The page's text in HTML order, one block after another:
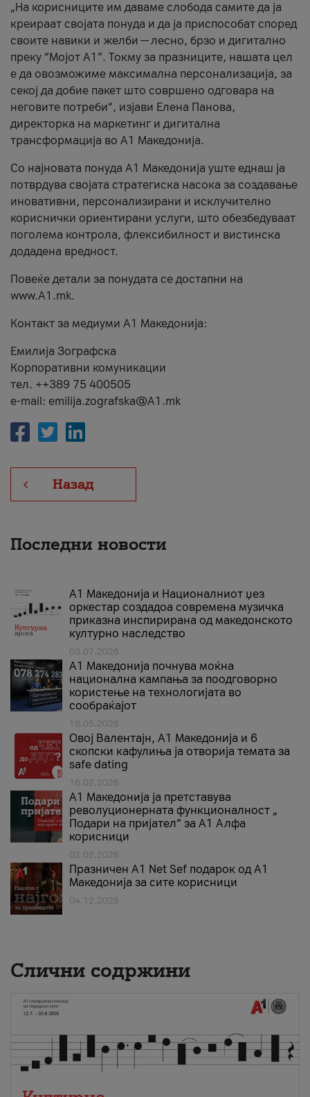
„На корисниците им даваме слобода самите да ја
креираат својата понуда и да ја приспособат според
своите навики и желби — лесно, брзо и дигитално
преку “Мојот А1”. Токму за празниците, нашата цел
е да овозможиме максимална персонализација, за
секој да добие пакет што совршено одговара на
неговите потреби“, изјави Елена Панова,
директорка на маркетинг и дигитална
трансформација во А1 Македонија.
Со најновата понуда А1 Македонија уште еднаш ја
потврдува својата стратегиска насока за создавање
иновативни, персонализирани и исклучително
кориснички ориентирани услуги, што обезбедуваат
поголема контрола, флексибилност и вистинска
додадена вредност.
Повеќе детали за понудата се достапни на
www.А1.mk.
Контакт за медиуми А1 Македонија:
Емилија Зографска
Корпоративни комуникации
тел. ++389 75 400505
e-mail: emilija.zografska@A1.mk
Назад
Последни новости
А1 Македонија и Националниот џез
оркестар создадоа современа музичка
приказна инспирирана од македонското
културно наследство
03.07.2026
A1 Македонија почнува моќна
национална кампања за поодговорно
користење на технологијата во
сообраќајот
18.05.2026
Овој Валентајн, A1 Македонија и 6
скопски кафулиња ја отворија темата за
safe dating
16.02.2026
А1 Македонија ја претставува
револуционерната функционалност „
Подари на пријател“ за А1 Алфа
корисници
02.02.2026
Празничен A1 Net Sеf подарок од А1
Македонија за сите корисници
04.12.2025
Слични содржини